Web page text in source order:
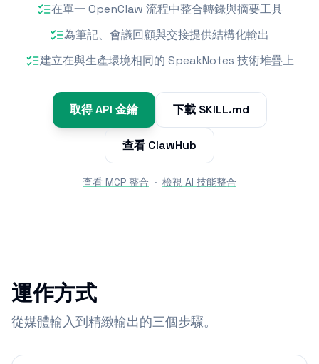
在單一 OpenClaw 流程中整合轉錄與摘要工具
為筆記、會議回顧與交接提供結構化輸出
建立在與生產環境相同的 SpeakNotes 技術堆疊上
取得 API 金鑰 下載 SKILL.md
查看 ClawHub
查看 MCP 整合 · 檢視 AI 技能整合
運作方式
從媒體輸入到精緻輸出的三個步驟。